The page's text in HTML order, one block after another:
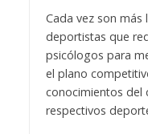
Cada vez son
deportistas que
psicólogos para
el plano
conocimientos del
respectivos